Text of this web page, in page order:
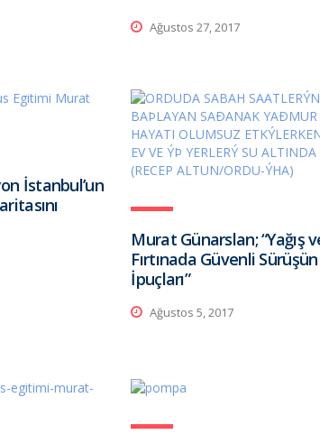
Ağustos 27, 2017
İstanbul’un
Murat Günarslan; “Yağış
Fırtınada Güvenli Sürüşün
İpuçları”
Ağustos 5, 2017